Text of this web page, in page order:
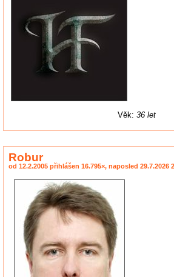
Věk: 36 let
Robur
od 12.2.2005 přihlášen 16.795×, naposled